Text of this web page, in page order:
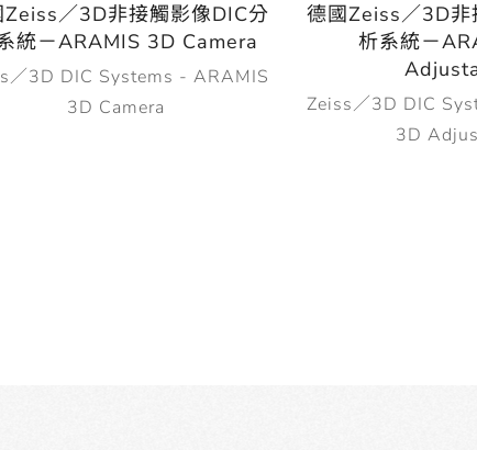
Zeiss／3D非接觸影像DIC分
統－ARAMIS 3D Camera
／3D DIC Systems - ARAMIS
3D Camera
德國Zeiss／3D非
析系統－
Zeiss／3D DIC
3D